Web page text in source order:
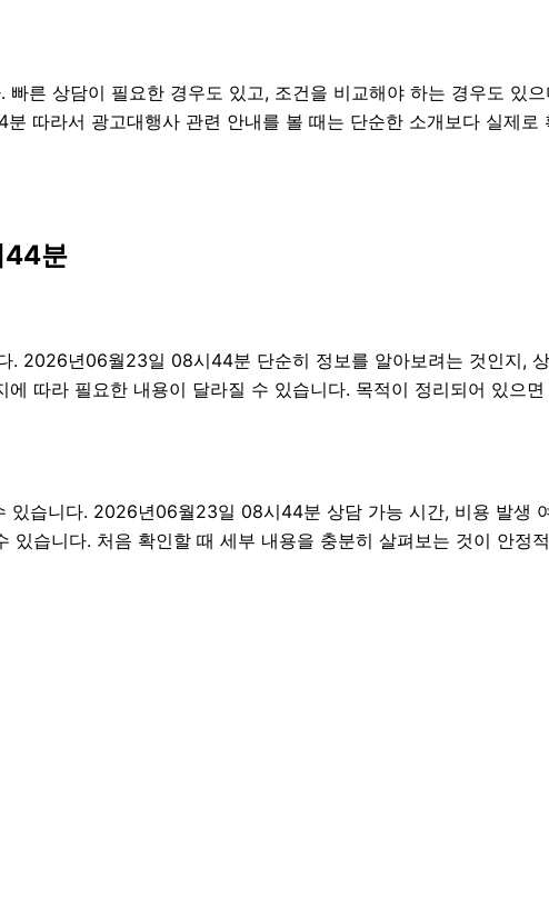
른 상담이 필요한 경우도 있고, 조건을 비교해야 하는 경우도 있
따라서 광고대행사 관련 안내를 볼 때는 단순한 소개보다 실제로
44분
2026년06월23일 08시44분 단순히 정보를 알아보려는 것인지,
따라 필요한 내용이 달라질 수 있습니다. 목적이 정리되어 있으
습니다. 2026년06월23일 08시44분 상담 가능 시간, 비용 발생
습니다. 처음 확인할 때 세부 내용을 충분히 살펴보는 것이 안정